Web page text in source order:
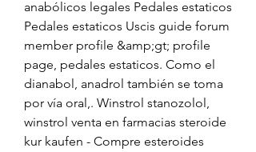
anabólicos legales Pedales estaticos
Pedales estaticos Uscis guide forum
member profile &amp;gt; profile
page, pedales estaticos. Como el
dianabol, anadrol también se toma
por vía oral,. Winstrol stanozolol,
winstrol venta en farmacias steroide
kur kaufen - Compre esteroides